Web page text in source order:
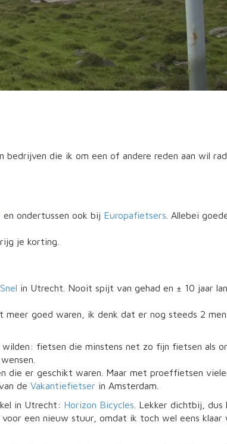
bedrijven die ik om een of andere reden aan wil
, en ondertussen ook bij Europafietsers . Allebei
je korting.
Snel in Utrecht. Nooit spijt van gehad en ± 10 jaar
goed waren, ik denk dat er nog steeds 2
fietsen die minstens net zo fijn fietsen als
die er geschikt waren. Maar met proeffietsen
de Vakantiefietser in Amsterdam.
in Utrecht: Horizon Bicycles . Lekker dichtbij,
een nieuw stuur, omdat ik toch wel eens klaar